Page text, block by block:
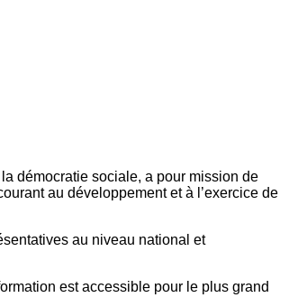
démocratie sociale, a pour mission de
au développement et à l’exercice de
au niveau national et
est accessible pour le plus grand